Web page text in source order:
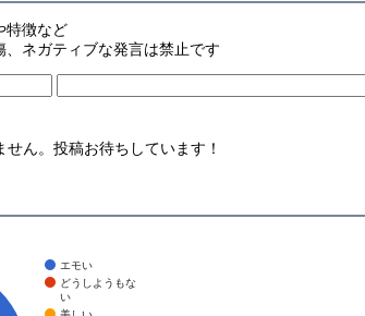
特徴など
ネガティブな発言は禁止です
ん。投稿お待ちしています！
エモい
どうしようもな
い